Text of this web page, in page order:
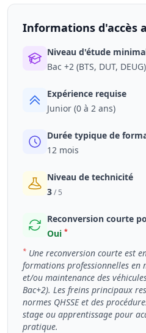
Informations d'accès
Niveau d'étude
Bac +2 (BTS, DUT, DEUG)
Expérience requise
Junior (0 à 2 ans)
Durée typique de
12 mois
Niveau de technicité
3/ 5
Reconversion courte
Oui *
* Une reconversion courte est
formations professionnelles en
et/ou maintenance des
Bac+2). Les freins principaux
normes QHSSE et des
stage ou apprentissage pour
pratique.